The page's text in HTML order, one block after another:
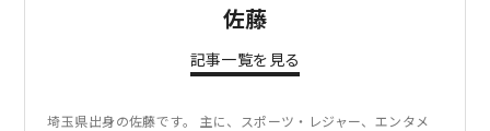
佐藤
記事一覧を見る
埼玉県出身の佐藤です。 主に、スポーツ・レジャー、エンタメ